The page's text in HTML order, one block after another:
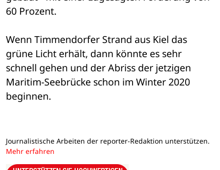
60 Prozent.
Wenn Timmendorfer Strand aus Kiel das
grüne Licht erhält, dann könnte es sehr
schnell gehen und der Abriss der jetzigen
Maritim-Seebrücke schon im Winter 2020
beginnen.
Journalistische Arbeiten der reporter-Redaktion unterstützen.
Mehr erfahren